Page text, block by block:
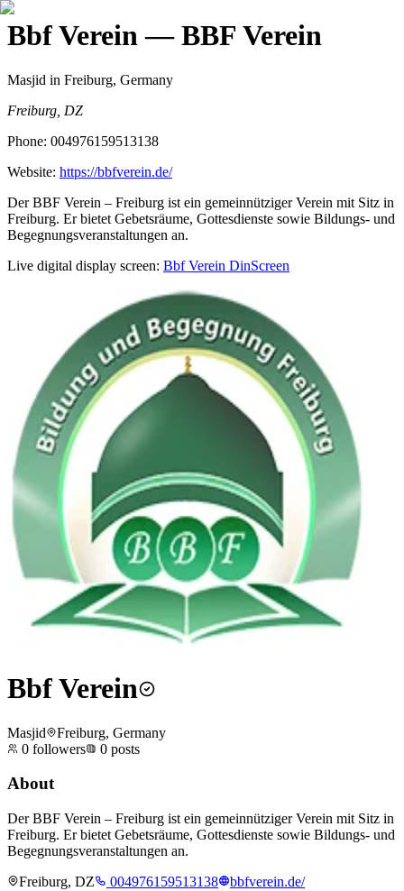
Bbf Verein— BBF Verein
Masjid in Freiburg, Germany
Freiburg, DZ
Phone: 004976159513138
Website: https://bbfverein.de/
Der BBF Verein – Freiburg ist ein gemeinnütziger Verein mit Sitz in
Freiburg. Er bietet Gebetsräume, Gottesdienste sowie Bildungs- und
Begegnungsveranstaltungen an.
Live digital display screen: Bbf Verein DinScreen
Bbf Verein
Masjid
Freiburg, Germany
0 followers 0 posts
About
Der BBF Verein – Freiburg ist ein gemeinnütziger Verein mit Sitz in
Freiburg. Er bietet Gebetsräume, Gottesdienste sowie Bildungs- und
Begegnungsveranstaltungen an.
Freiburg, DZ
004976159513138
bbfverein.de/